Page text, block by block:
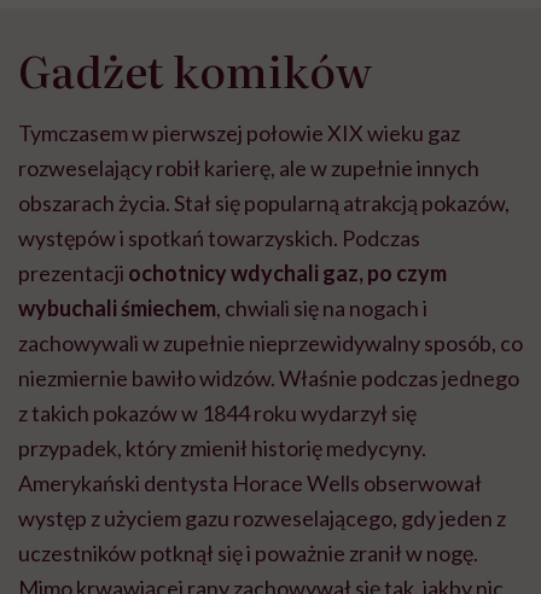
Gadżet komików
Tymczasem w pierwszej połowie XIX wieku gaz
rozweselający robił karierę, ale w zupełnie innych
obszarach życia. Stał się popularną atrakcją pokazów,
występów i spotkań towarzyskich. Podczas
prezentacji ochotnicy wdychali gaz, po czym
wybuchali śmiechem, chwiali się na nogach i
zachowywali w zupełnie nieprzewidywalny sposób, co
niezmiernie bawiło widzów. Właśnie podczas jednego
z takich pokazów w 1844 roku wydarzył się
przypadek, który zmienił historię medycyny.
Amerykański dentysta Horace Wells obserwował
występ z użyciem gazu rozweselającego, gdy jeden z
uczestników potknął się i poważnie zranił w nogę.
Mimo krwawiącej rany zachowywał się tak, jakby nic